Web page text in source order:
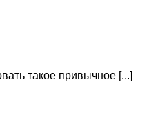
такое привычное [...]